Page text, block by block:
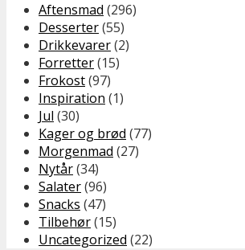
Aftensmad (296)
Desserter(55)
Drikkevarer(2)
Forretter(15)
Frokost(97)
Inspiration (1)
Jul (30)
Kager og brød (77)
Morgenmad (27)
Nytår(34)
Salater(96)
Snacks (47)
Tilbehør(15)
Uncategorized (22)